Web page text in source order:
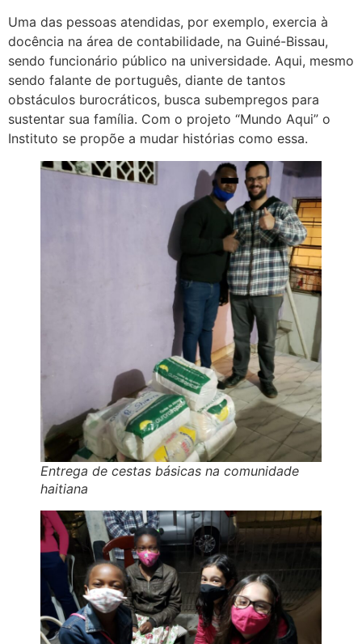
Uma das pessoas atendidas, por exemplo, exercia à
docência na área de contabilidade, na Guiné-Bissau,
sendo funcionário público na universidade. Aqui, mesmo
sendo falante de português, diante de tantos
obstáculos burocráticos, busca subempregos para
sustentar sua família. Com o projeto “Mundo Aqui” o
Instituto se propõe a mudar histórias como essa.
Entrega de cestas básicas na comunidade
haitiana